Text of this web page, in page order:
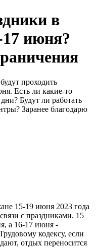
в
июня?
проходить
Есть ли какие-то
Будут ли работать
Заранее благодарю
15-19 июня 2023 года
с праздниками. 15
а 16-17 июня -
кодексу, если
отдых переносится